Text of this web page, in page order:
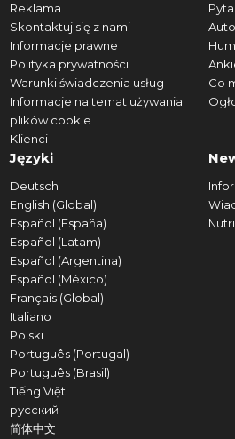
Reklama
Skontaktuj się z nami
Informacje prawne
Polityka prywatności
Warunki świadczenia usług
Informacje na temat używania
plików cookie
Klienci
Co
Języki
Deutsch
English (Global)
Español (España)
Español (Latam)
Español (Argentina)
Español (México)
Français (Global)
Italiano
Polski
Português (Portugal)
Português (Brasil)
Tiếng Việt
русский
简体中文